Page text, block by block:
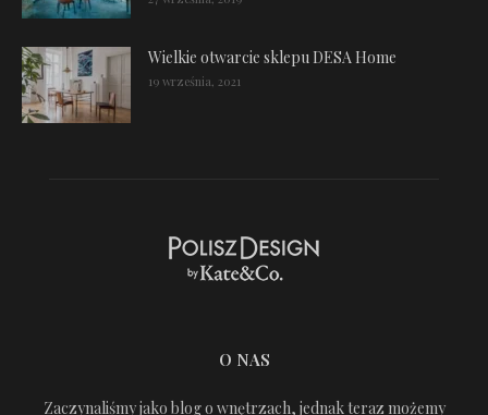
Wielkie otwarcie sklepu DESA Home
19 września, 2021
O NAS
Zaczynaliśmy jako blog o wnętrzach, jednak teraz możemy